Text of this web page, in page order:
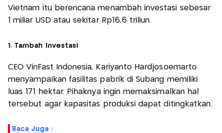
Vietnam itu berencana menambah investasi sebesar
1 miliar USD atau sekitar Rp16,6 triliun.
1. Tambah Investasi
CEO VinFast Indonesia, Kariyanto Hardjosoemarto
menyampaikan fasilitas pabrik di Subang memiliki
luas 171 hektar. Pihaknya ingin memaksimalkan hal
tersebut agar kapasitas produksi dapat ditingkatkan.
Baca Juga :